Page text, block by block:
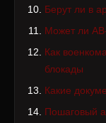
Берут ли в
Может ли
Как
блокады
Какие
Пошаговый